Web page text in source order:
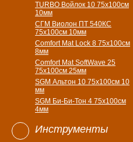
TURBO Войлок 10 75х100см
10мм
СГМ Виолон ПТ 540КС
75х100см 10мм
Comfort Mat Lock 8 75х100см
8мм
Comfort Mat SoftWave 25
75х100см 25мм
SGM Альтон 10 75x100см 10
мм
SGM Би-Би-Тон 4 75х100см
4мм
Инструменты